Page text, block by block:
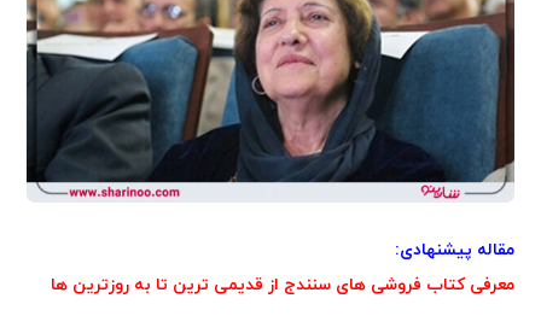
مقاله پیشنهادی:
معرفی کتاب فروشی های سنندج از قدیمی ترین تا به روزترین ها